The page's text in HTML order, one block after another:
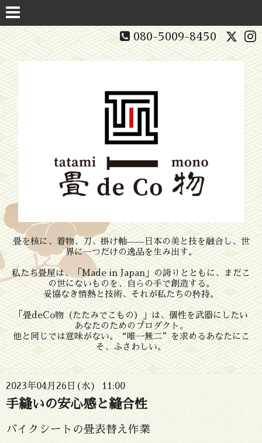
080-5009-8450
畳を核に、着物、刀、掛け軸——日本の美と技を融合し、世
界に一つだけの逸品を生み出す。
私たち畳屋は、「Made in Japan」の誇りとともに、まだこ
の世にないものを、自らの手で創造する。
妥協なき情熱と技術、それが私たちの矜持。
「畳deCo物（たたみでこもの）」は、個性を武器にしたい
あなたのためのプロダクト。
他と同じでは意味がない。“唯一無二”を求めるあなたにこ
そ、ふさわしい。
2023年04月26日(水) 11:00
手縫いの安心感と縫合性
バイクシートの畳表替え作業